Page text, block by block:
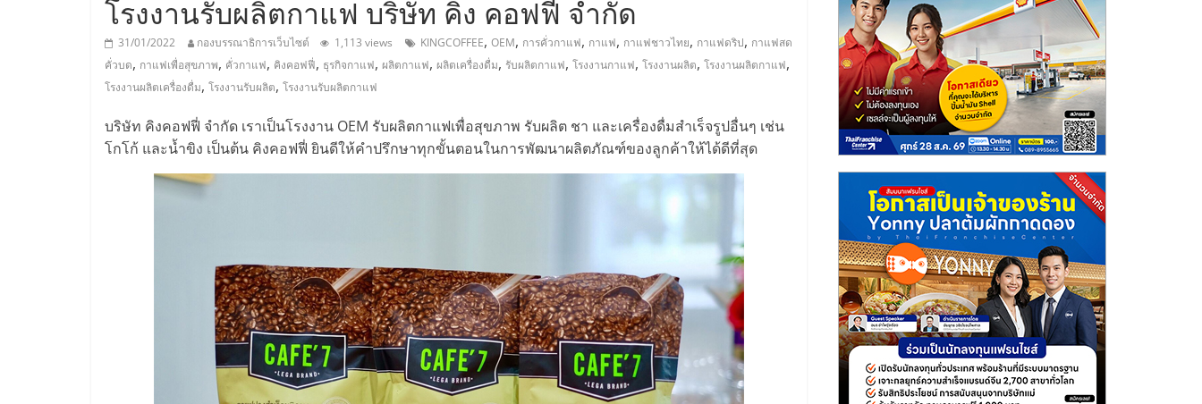
เอ็
มอี
ไทย,
SMEs,
โรงงานรับผลิตกาแฟ บริษัท คิง คอฟฟี่ จำกัด
31/01/2022 กองบรรณาธิการเว็บไซต์ 1,113 views KINGCOFFEE, OEM, การคั่วกาแฟ, กาแฟ, กาแฟชาวไทย, กาแฟดริป, กาแฟสด
คั่วบด, กาแฟเพื่อสุขภาพ, คั่วกาแฟ, คิงคอฟฟี่, ธุรกิจกาแฟ, ผลิตกาแฟ, ผลิตเครื่องดื่ม, รับผลิตกาแฟ, โรงงานกาแฟ, โรงงานผลิต, โรงงานผลิตกาแฟ,
โรงงานผลิตเครื่องดื่ม, โรงงานรับผลิต, โรงงานรับผลิตกาแฟ
บริษัท คิงคอฟฟี่ จำกัด เราเป็นโรงงาน OEM รับผลิตกาแฟเพื่อสุขภาพ รับผลิต ชา และเครื่องดื่มสำเร็จรูปอื่นๆ เช่น
โกโก้ และน้ำขิง เป็นต้น คิงคอฟฟี่ ยินดีให้คำปรึกษาทุกขั้นตอนในการพัฒนาผลิตภัณฑ์ของลูกค้าให้ได้ดีที่สุด